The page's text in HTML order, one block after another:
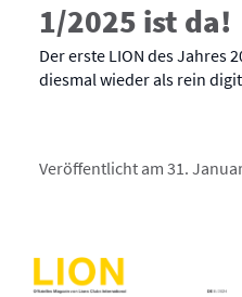
1/2025 ist da!
Der erste LION des Jahres
diesmal wieder als rein
Veröffentlicht am 31.